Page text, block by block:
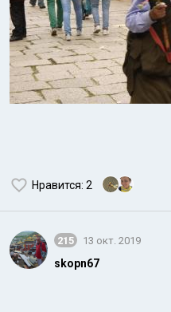
Нравится: 2
215 13 окт. 2019
skopn67